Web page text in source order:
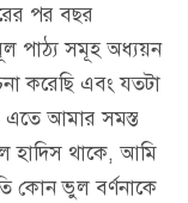
পর বছর
পাঠ্য সমূহ অধ্যয়ন
করেছি এবং যতটা
এতে আমার সমস্ত
থাকে, আমি
কোন ভুল বর্ণনাকে